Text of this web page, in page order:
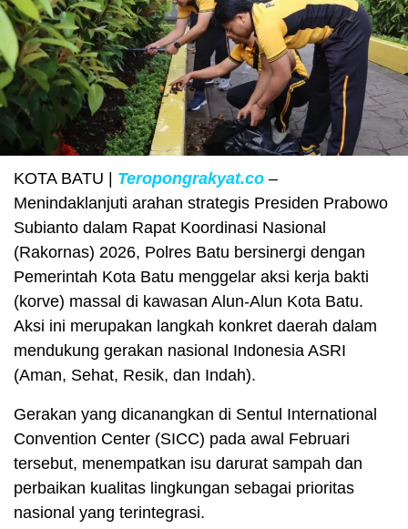
KOTA BATU | Teropongrakyat.co –
Menindaklanjuti arahan strategis Presiden Prabowo
Subianto dalam Rapat Koordinasi Nasional
(Rakornas) 2026, Polres Batu bersinergi dengan
Pemerintah Kota Batu menggelar aksi kerja bakti
(korve) massal di kawasan Alun-Alun Kota Batu.
Aksi ini merupakan langkah konkret daerah dalam
mendukung gerakan nasional Indonesia ASRI
(Aman, Sehat, Resik, dan Indah).
Gerakan yang dicanangkan di Sentul International
Convention Center (SICC) pada awal Februari
tersebut, menempatkan isu darurat sampah dan
perbaikan kualitas lingkungan sebagai prioritas
nasional yang terintegrasi.